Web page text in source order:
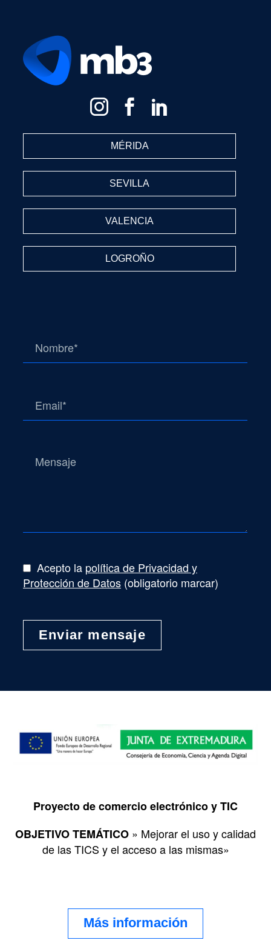
MÉRIDA
SEVILLA
VALENCIA
LOGROÑO
Acepto la política de Privacidad y
Protección de Datos (obligatorio marcar)
Proyecto de comercio electrónico y TIC
OBJETIVO TEMÁTICO » Mejorar el uso y calidad
de las TICS y el acceso a las mismas»
Más información